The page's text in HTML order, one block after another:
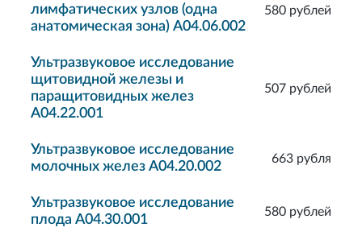
лимфатических узлов (одна
анатомическая зона) A04.06.002
580 рублей
Ультразвуковое исследование
щитовидной железы и
паращитовидных желез
A04.22.001
507 рублей
Ультразвуковое исследование
молочных желез A04.20.002
663 рубля
Ультразвуковое исследование
плода A04.30.001
580 рублей